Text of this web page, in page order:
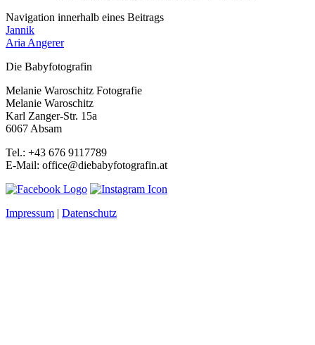
Navigation innerhalb eines Beitrags
Jannik
Aria Angerer
Die Babyfotografin
Melanie Waroschitz Fotografie
Melanie Waroschitz
Karl Zanger-Str. 15a
6067 Absam
Tel.: +43 676 9117789
E-Mail: office@diebabyfotografin.at
Impressum | Datenschutz